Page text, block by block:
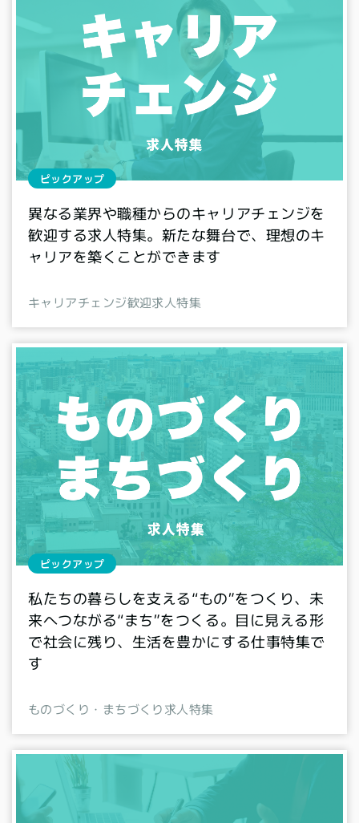
ピックアップ
異なる業界や職種からのキャリアチェンジを
歓迎する求人特集。新たな舞台で、理想のキ
ャリアを築くことができます
キャリアチェンジ歓迎求人特集
ピックアップ
私たちの暮らしを支える“もの”をつくり、未
来へつながる“まち”をつくる。目に見える形
で社会に残り、生活を豊かにする仕事特集で
す
ものづくり・まちづくり求人特集